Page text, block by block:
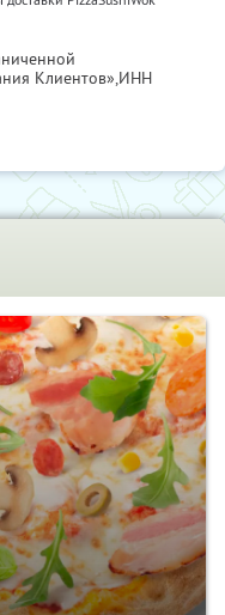
Клиентов»,ИНН